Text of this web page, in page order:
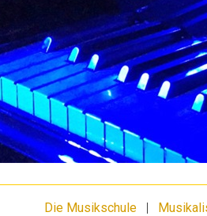
Die Musikschule |